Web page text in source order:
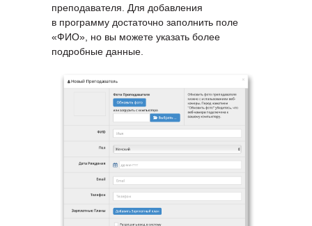
преподавателя. Для добавления
в программу достаточно заполнить поле
«ФИО», но вы можете указать более
подробные данные.